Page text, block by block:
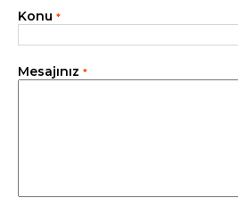
Konu *
Mesajınız *